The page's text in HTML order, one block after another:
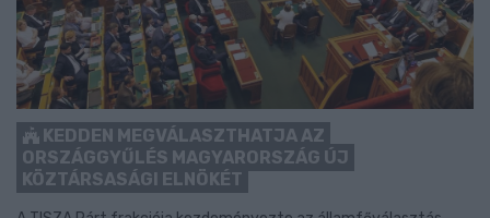
KEDDEN MEGVÁLASZTHATJA AZ
ORSZÁGGYŰLÉS MAGYARORSZÁG ÚJ
KÖZTÁRSASÁGI ELNÖKÉT